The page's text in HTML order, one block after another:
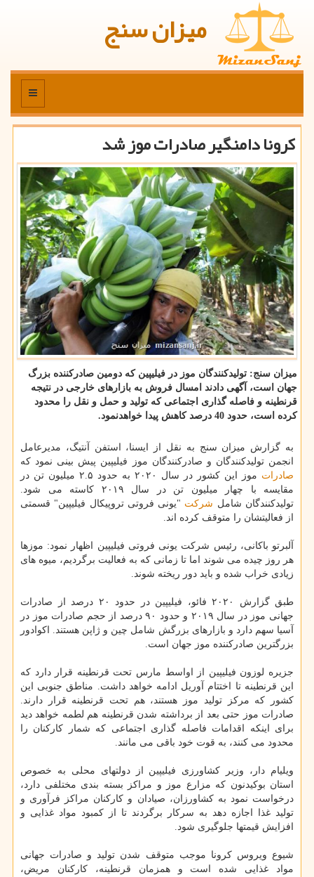
میزان سنج
منو
كرونا دامنگیر صادرات موز شد
میزان سنج: تولیدكنندگان موز در فیلیپین كه دومین صادركننده بزرگ
جهان است، آگهی دادند امسال فروش به بازارهای خارجی در نتیجه
قرنطینه و فاصله گذاری اجتماعی كه تولید و حمل و نقل را محدود
كرده است، حدود 40 درصد كاهش پیدا خواهدنمود.
به گزارش میزان سنج به نقل از ایسنا، استفن آنتیگ، مدیرعامل
انجمن تولیدكنندگان و صادركنندگان موز فیلیپین پیش بینی نمود كه
صادرات
موز این كشور در سال ۲۰۲۰ به حدود ۲.۵ میلیون تن در
مقایسه با چهار میلیون تن در سال ۲۰۱۹ كاسته می شود.
تولیدكنندگان شامل شركت "یونی فروتی تروپیكال فیلیپین" قسمتی
از فعالیتشان را متوقف كرده اند.
آلبرتو باكانی، رئیس شركت یونی فروتی فیلیپین اظهار نمود: موزها
هر روز چیده می شوند اما تا زمانی كه به فعالیت برگردیم، میوه های
زیادی خراب شده و باید دور ریخته شوند.
طبق گزارش ۲۰۲۰ فائو، فیلیپین در حدود ۲۰ درصد از صادرات
جهانی موز در سال ۲۰۱۹ و حدود ۹۰ درصد از حجم صادرات موز در
آسیا سهم دارد و بازارهای بزرگش شامل چین و ژاپن هستند. اكوادور
بزرگترین صادركننده موز جهان است.
جزیره لوزون فیلیپین از اواسط مارس تحت قرنطینه قرار دارد كه
این قرنطینه تا اختتام آوریل ادامه خواهد داشت. مناطق جنوبی این
كشور كه مركز تولید موز هستند، هم تحت قرنطینه قرار دارند.
صادرات موز حتی بعد از برداشته شدن قرنطینه هم لطمه خواهد دید
برای اینكه اقدامات فاصله گذاری اجتماعی كه شمار كاركنان را
محدود می كنند، به قوت خود باقی می مانند.
ویلیام دار، وزیر كشاورزی فیلیپین از دولتهای محلی به خصوص
استان بوكیدنون كه مزارع موز و مراكز بسته بندی مختلفی دارد،
درخواست نمود به كشاورزان، صیادان و كاركنان مراكز فرآوری و
تولید غذا اجازه دهد به سركار برگردند تا از كمبود مواد غذایی و
افزایش قیمتها جلوگیری شود.
شیوع ویروس كرونا موجب متوقف شدن تولید و صادرات جهانی
مواد غذایی شده است و همزمان قرنطینه، كاركنان مریض،